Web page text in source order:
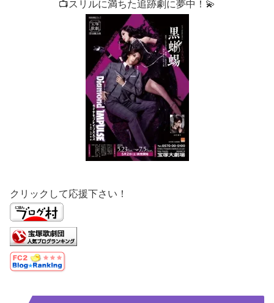
📺スリルに満ちた追跡劇に夢中！💫
クリックして応援下さい！